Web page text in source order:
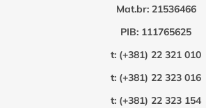
Mat.br: 21536466
PIB: 111765625
t: (+381) 22 321 010
t: (+381) 22 323 016
t: (+381) 22 323 154